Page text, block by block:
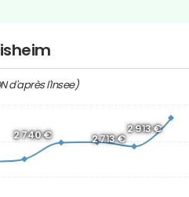
d'après l'Insee)
2 740 € 2 713 €
2 913 €